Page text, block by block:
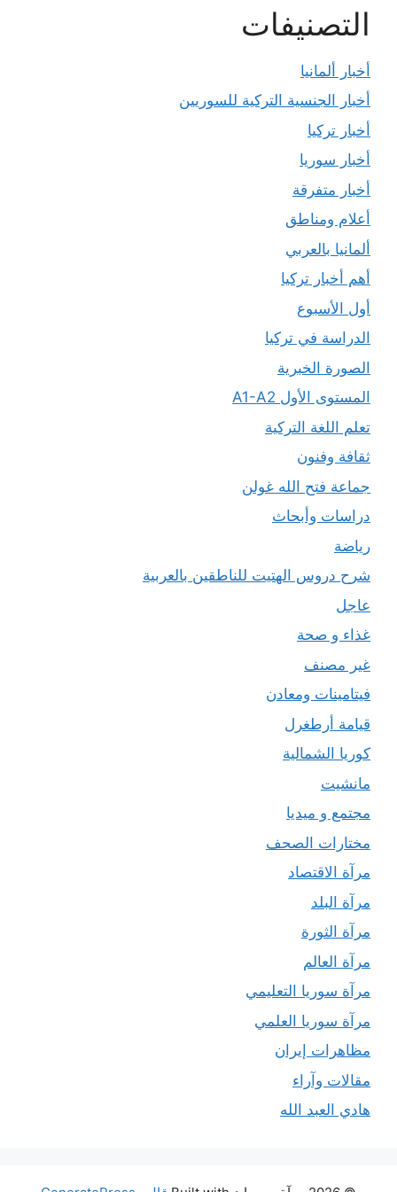
التصنيفات
أخبار ألمانيا
أخبار الجنسية التركية للسوريين
أخبار تركيا
أخبار سوريا
أخبار متفرقة
أعلام ومناطق
ألمانيا بالعربي
أهم أخبار تركيا
أول الأسبوع
الدراسة في تركيا
الصورة الخبرية
المستوى الأول A1-A2
تعلم اللغة التركية
ثقافة وفنون
جماعة فتح الله غولن
دراسات وأبحاث
رياضة
شرح دروس الهتيت للناطقين بالعربية
عاجل
غذاء و صحة
غير مصنف
فيتامينات ومعادن
قيامة أرطغرل
كوريا الشمالية
مانشيت
مجتمع و ميديا
مختارات الصحف
مرآة الاقتصاد
مرآة البلد
مرآة الثورة
مرآة العالم
مرآة سوريا التعليمي
مرآة سوريا العلمي
مظاهرات إيران
مقالات وآراء
هادي العبد الله